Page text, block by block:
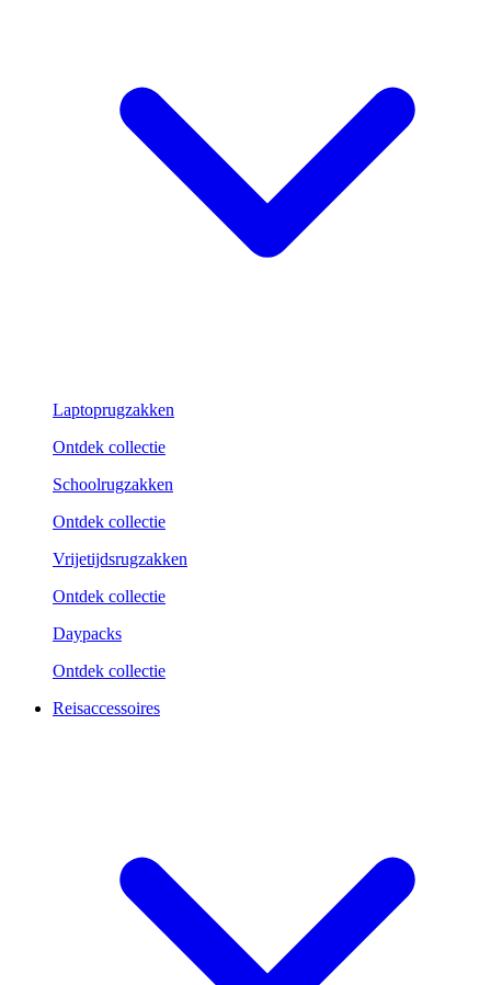
Laptoprugzakken
Ontdek collectie
Schoolrugzakken
Ontdek collectie
Vrijetijdsrugzakken
Ontdek collectie
Daypacks
Ontdek collectie
Reisaccessoires